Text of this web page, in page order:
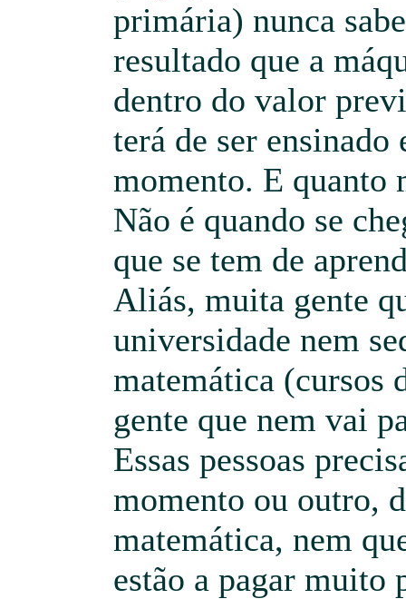
primária) nunca
resultado que a
dentro do valor
terá de ser ensinado
momento. E quanto
Não é quando se
que se tem de
Aliás, muita gente
universidade nem
matemática (cursos
gente que nem vai
Essas pessoas
momento ou outro,
matemática, nem
estão a pagar muito